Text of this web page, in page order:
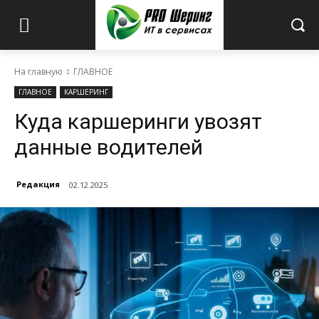
На главную ГЛАВНОЕ
ГЛАВНОЕ КАРШЕРИНГ
Куда каршеринги увозят
данные водителей
Редакция 02.12.2025